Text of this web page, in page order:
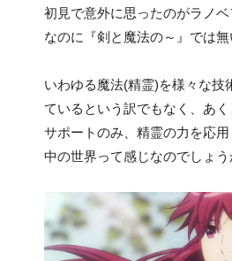
初見で意外に思ったのがラノ
なのに『剣と魔法の～』では無
いわゆる魔法(精霊)を様々な技
ているという訳でもなく、あ
サポートのみ、精霊の力を応
中の世界って感じなのでしょう